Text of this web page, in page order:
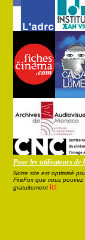
Pour les utilisateurs de
Notre site est optimisé
FireFox que vous pouvez
gratuitement ici